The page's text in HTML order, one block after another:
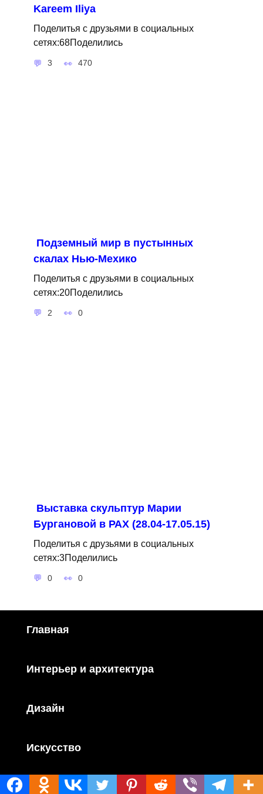
Kareem Iliya
Поделитья с друзьями в социальных
сетях:68Поделились
3 470
Подземный мир в пустынных
скалах Нью-Мехико
Поделитья с друзьями в социальных
сетях:20Поделились
2 0
Выставка скульптур Марии
Бургановой в РАХ (28.04-17.05.15)
Поделитья с друзьями в социальных
сетях:3Поделились
0 0
Главная
Интерьер и архитектура
Дизайн
Искусство
Фотографии